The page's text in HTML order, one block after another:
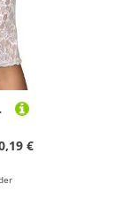
Tracht Oktoberfest Weiss M
€